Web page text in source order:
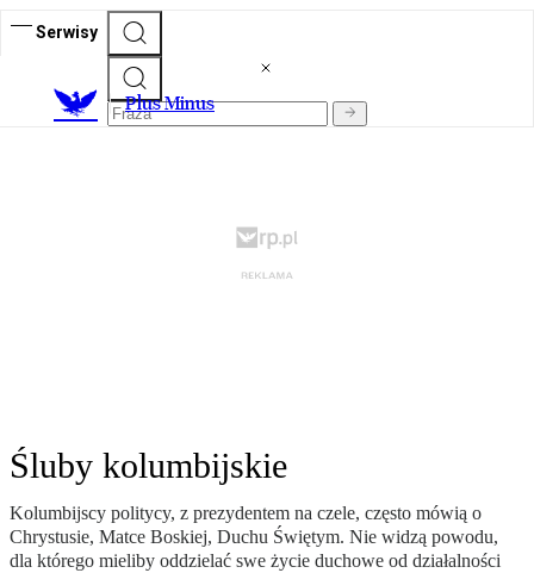
Serwisy
Plus Minus
Śluby kolumbijskie
Kolumbijscy politycy, z prezydentem na czele, często mówią o
Chrystusie, Matce Boskiej, Duchu Świętym. Nie widzą powodu,
dla którego mieliby oddzielać swe życie duchowe od działalności